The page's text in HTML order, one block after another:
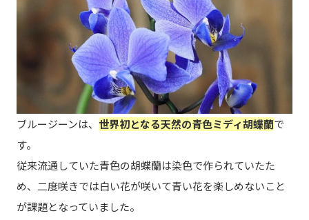
ブルージーンは、 世界初となる天然の青色ミディ胡蝶蘭で
す。
従来流通していた青色の胡蝶蘭は染色で作られていたた
め、二度咲きでは白い花が咲いて青い花を楽しめないこと
が課題となっていました。